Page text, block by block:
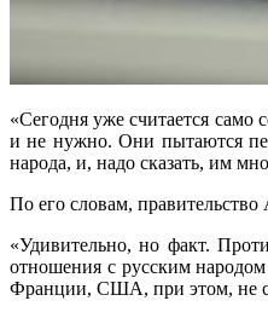
«Сегодня уже считается
и не нужно. Они пытаются
народа, и, надо сказать, им
По его словам,
«Удивительно, но факт.
отношения с русским
Франции, США, при этом, не